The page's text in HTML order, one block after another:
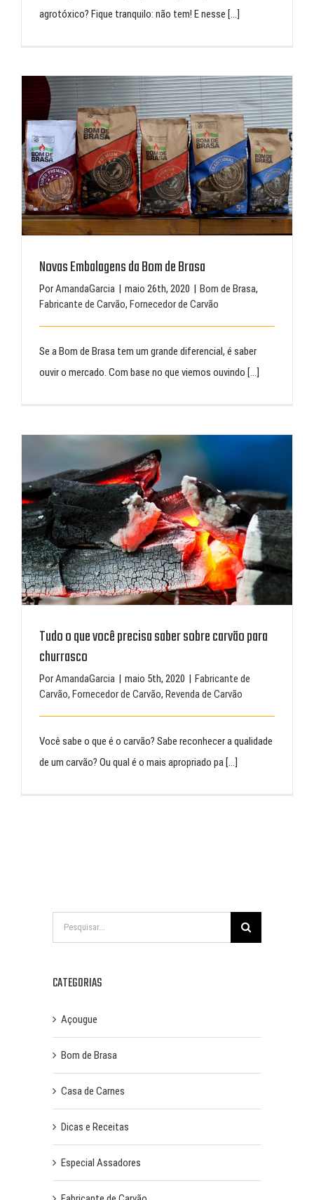
agrotóxico? Fique tranquilo: não tem! E nesse [...]
Novas Embalagens da Bom de Brasa
Novas Embalagens da Bom de Brasa
PorAmandaGarcia maio 26th, 2020 Bom de Brasa,
Fabricante de Carvão, Fornecedor de Carvão
Se a Bom de Brasa tem um grande diferencial, é saber
ouvir o mercado. Com base no que viemos ouvindo [...]
Tudo o que você precisa saber sobre carvão para churrasco
Tudo o que você precisa saber sobre carvão para
churrasco
PorAmandaGarcia | maio 5th, 2020 | Fabricante de
Carvão, Fornecedor de Carvão, Revenda de Carvão
Você sabe o que é o carvão? Sabe reconhecer a qualidade
de um carvão? Ou qual é o mais apropriado pa [...]
Buscar
resultados
CATEGORIAS
Açougue
Bom de Brasa
Casa de Carnes
Dicas e Receitas
Especial Assadores